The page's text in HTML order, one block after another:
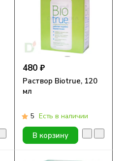
480 ₽
Раствор Biotrue, 120
мл
5 Есть в наличии
В корзину